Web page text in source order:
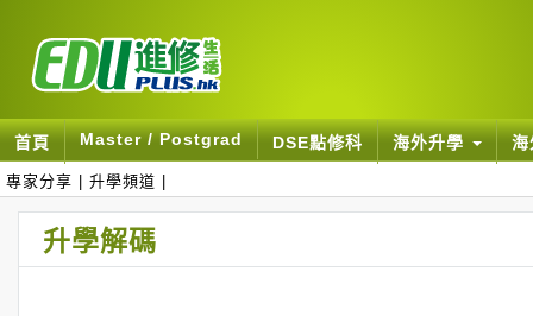
首頁 Master / Postgrad DSE點修科 海外升學
專家分享 升學頻道
升學解碼